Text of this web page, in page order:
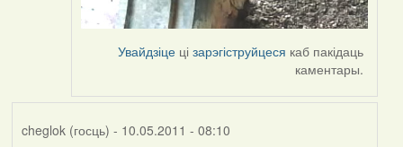
Увайдзіце цізарэгіструйцеся каб пакідаць
каментары.
cheglok (госць) - 10.05.2011 - 08:10